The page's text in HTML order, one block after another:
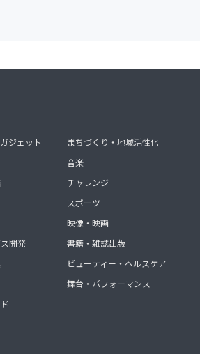
ジェット
開発
まちづくり・地域活性化
音楽
チャレンジ
スポーツ
映像・映画
書籍・雑誌出版
ビューティー・ヘルスケア
舞台・パフォーマンス